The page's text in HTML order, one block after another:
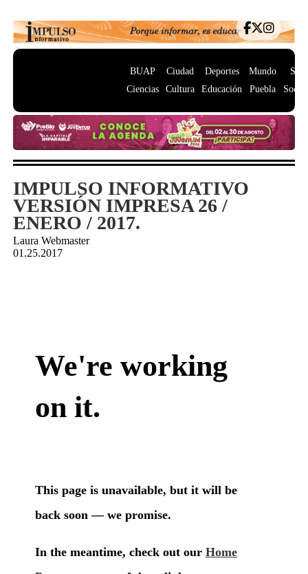
BUAP
Ciencias
Ciudad
Cultura
Deportes
Educación
Mundo
Puebla
IMPULSO INFORMATIVO
VERSIÓN IMPRESA 26 /
ENERO / 2017.
Laura Webmaster
01.25.2017